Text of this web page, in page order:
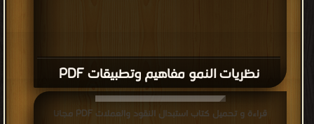
نظريات النمو مفاهيم وتطبيقات PDF
قراءة و تحميل كتاب استبدال النقود والعملات PDF مجانا